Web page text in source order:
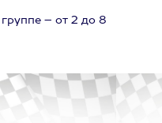
– от 2 до 8